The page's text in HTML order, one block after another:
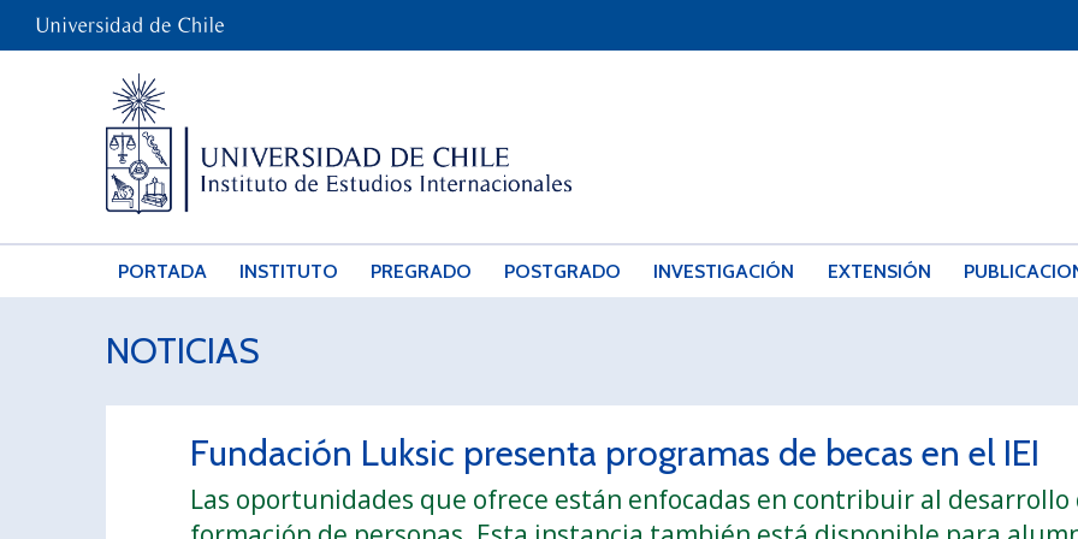
PORTADA INSTITUTO PREGRADO POSTGRADO INVESTIGACIÓN EXTENSIÓN
NOTICIAS
Fundación Luksic presenta programas de becas en el IEI
Las oportunidades que ofrece están enfocadas en contribuir al desarrollo